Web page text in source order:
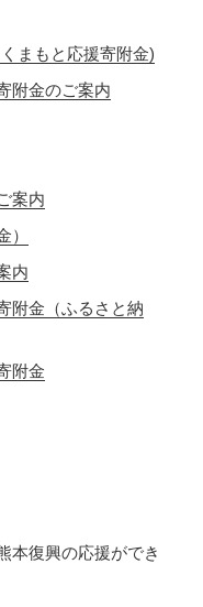
まもと応援寄附金)
附金のご案内
案内
）
内
附金（ふるさと納
附金
本復興の応援ができ